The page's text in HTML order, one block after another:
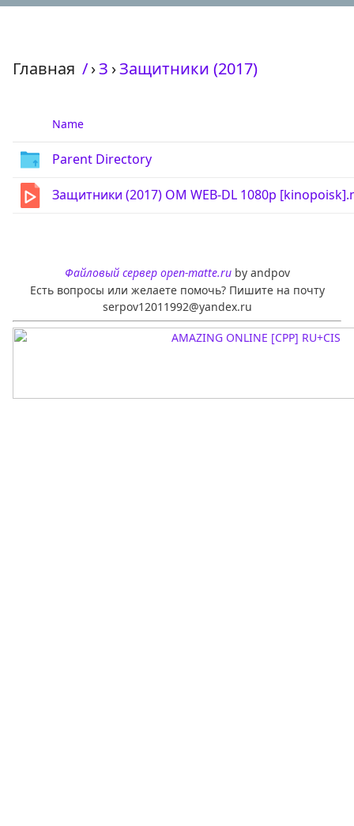
Главная /›З ›Защитники (2017)
Name
Parent Directory
Защитники (2017) OM WEB-DL 1080p
Файловый сервер open-matte.ruby andpov
Есть вопросы или желаете помочь? Пишите на почту
serpov12011992@yandex.ru